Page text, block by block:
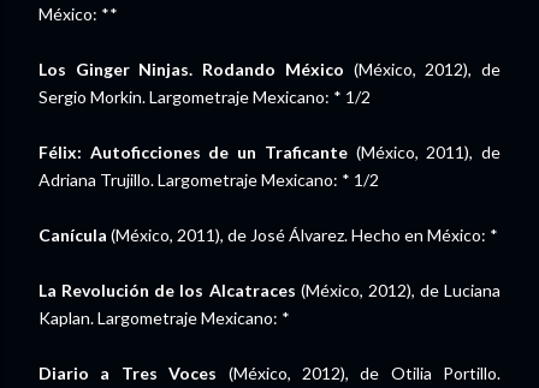
México: **
Los Ginger Ninjas. Rodando México (México, 2012), de
Sergio Morkin. Largometraje Mexicano: * 1/2
Félix: Autoficciones de un Traficante(México, 2011), de
Adriana Trujillo. Largometraje Mexicano: * 1/2
Canícula (México, 2011), de José Álvarez. Hecho en México: *
La Revolución de los Alcatraces (México, 2012), de Luciana
Kaplan. Largometraje Mexicano: *
Diario a Tres Voces (México, 2012), de Otilia Portillo.